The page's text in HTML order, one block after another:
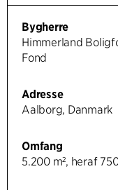
Bygherre
Himmerland
Fond
Adresse
Aalborg, Danmark
Omfang
5.200 m², heraf